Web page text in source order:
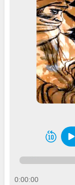
0:00:00